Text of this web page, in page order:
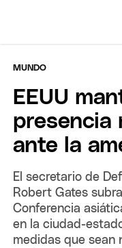
MUNDO
EEUU
presencia
ante la
El secretario de
Robert Gates
Conferencia
en la ciudad-
medidas que sean